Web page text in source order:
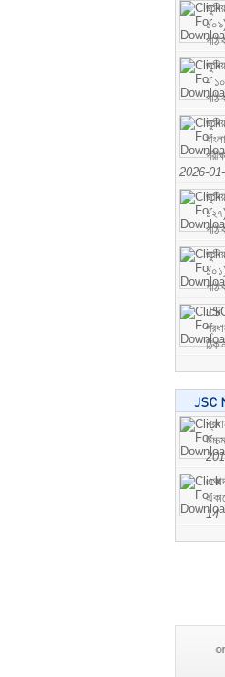
-
2026-
14